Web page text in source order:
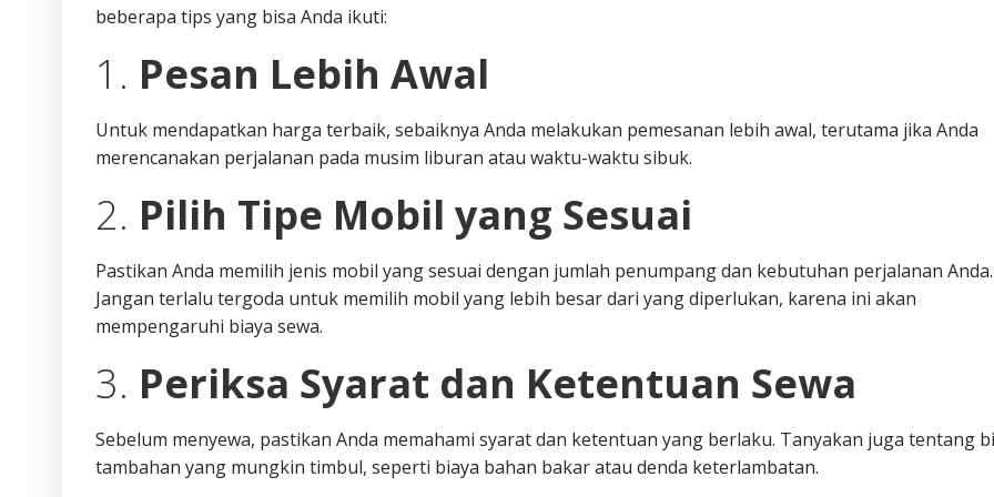
beberapa tips yang bisa Anda ikuti:
1. Pesan Lebih Awal
Untuk mendapatkan harga terbaik, sebaiknya Anda melakukan pemesanan lebih awal, terutama jika Anda
merencanakan perjalanan pada musim liburan atau waktu-waktu sibuk.
2. Pilih Tipe Mobil yang Sesuai
Pastikan Anda memilih jenis mobil yang sesuai dengan jumlah penumpang dan kebutuhan perjalanan Anda.
Jangan terlalu tergoda untuk memilih mobil yang lebih besar dari yang diperlukan, karena ini akan
mempengaruhi biaya sewa.
3. Periksa Syarat dan Ketentuan Sewa
Sebelum menyewa, pastikan Anda memahami syarat dan ketentuan yang berlaku. Tanyakan juga tentang
tambahan yang mungkin timbul, seperti biaya bahan bakar atau denda keterlambatan.